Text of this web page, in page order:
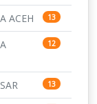
ACEH 13
12
13